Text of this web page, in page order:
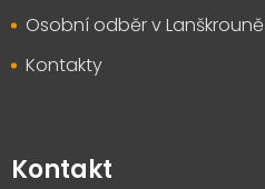
Osobní odběr v Lanškrouně
Kontakty
Kontakt